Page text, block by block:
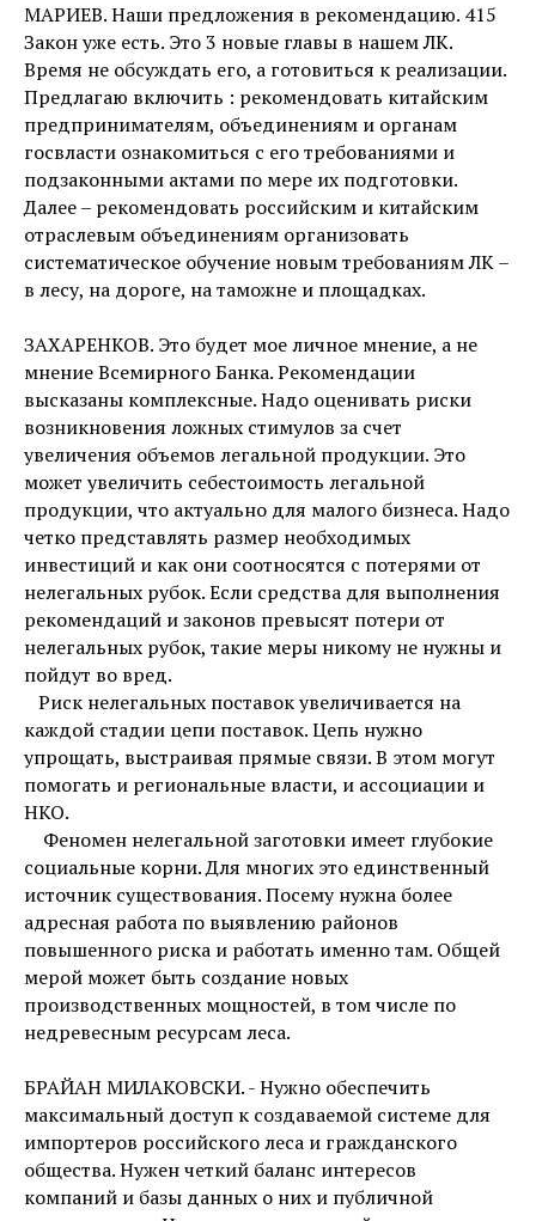
МАРИЕВ. Наши предложения в рекомендацию. 415
Закон уже есть. Это 3 новые главы в нашем ЛК.
Время не обсуждать его, а готовиться к реализации.
Предлагаю включить : рекомендовать китайским
предпринимателям, объединениям и органам
госвласти ознакомиться с его требованиями и
подзаконными актами по мере их подготовки.
Далее – рекомендовать российским и китайским
отраслевым объединениям организовать
систематическое обучение новым требованиям ЛК –
в лесу, на дороге, на таможне и площадках.
ЗАХАРЕНКОВ. Это будет мое личное мнение, а не
мнение Всемирного Банка. Рекомендации
высказаны комплексные. Надо оценивать риски
возникновения ложных стимулов за счет
увеличения объемов легальной продукции. Это
может увеличить себестоимость легальной
продукции, что актуально для малого бизнеса. Надо
четко представлять размер необходимых
инвестиций и как они соотносятся с потерями от
нелегальных рубок. Если средства для выполнения
рекомендаций и законов превысят потери от
нелегальных рубок, такие меры никому не нужны и
пойдут во вред.
Риск нелегальных поставок увеличивается на
каждой стадии цепи поставок. Цепь нужно
упрощать, выстраивая прямые связи. В этом могут
помогать и региональные власти, и ассоциации и
НКО.
Феномен нелегальной заготовки имеет глубокие
социальные корни. Для многих это единственный
источник существования. Посему нужна более
адресная работа по выявлению районов
повышенного риска и работать именно там. Общей
мерой может быть создание новых
производственных мощностей, в том числе по
недревесным ресурсам леса.
БРАЙАН МИЛАКОВСКИ. - Нужно обеспечить
максимальный доступ к создаваемой системе для
импортеров российского леса и гражданского
общества. Нужен четкий баланс интересов
компаний и базы данных о них и публичной